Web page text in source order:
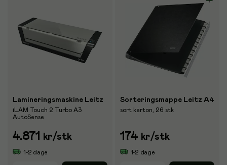
Lamineringsmaskine Leitz
iLAM Touch 2 Turbo A3
AutoSense
4.871 kr/stk
1-2 dage
Sorteringsmappe Leitz A4
sort karton, 26 stk
174 kr/stk
1-2 dage